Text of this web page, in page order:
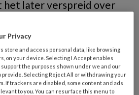
het later verspreid over
maandagochtend
vanuit Oss.
Privacy
store and access personal data, like browsing
on your device. Selecting I Accept enables
the purposes shown under we and our
provide. Selecting Reject All or withdrawing your
If trackers are disabled, some content and ads
to you. You can resurface this menu to